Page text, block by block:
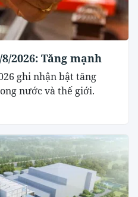
2026: Tăng mạnh
ghi nhận bật tăng
nước và thế giới.